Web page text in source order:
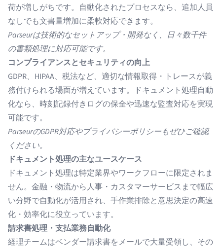
荷が増しがちです。自動化されたプロセスなら、追加人員
なしでも文書量増加に柔軟対応できます。
Parseurは技術的なセットアップ・開発なく、日々数千件
の書類処理に対応可能です。
コンプライアンスとセキュリティの向上
GDPR、HIPAA、税法など、適切な情報取得・トレースが義
務付けられる場面が増えています。ドキュメント処理自動
化なら、時刻記録付きログの保全や迅速な監査対応を実現
可能です。
ParseurのGDPR対応やプライバシーポリシーもぜひご確認
ください。
ドキュメント処理の主なユースケース
ドキュメント処理は特定業界やワークフローに限定されま
せん。金融・物流から人事・カスタマーサービスまで幅広
い分野で自動化が活用され、手作業排除と意思決定の高速
化・効率化に役立っています。
請求書処理・支払業務自動化
経理チームはベンダー請求書をメールで大量受領し、その